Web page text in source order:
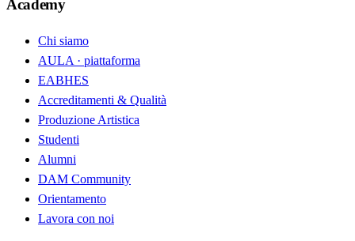
Academy
Chi siamo
AULA · piattaforma
EABHES
Accreditamenti & Qualità
Produzione Artistica
Studenti
Alumni
DAM Community
Orientamento
Lavora con noi